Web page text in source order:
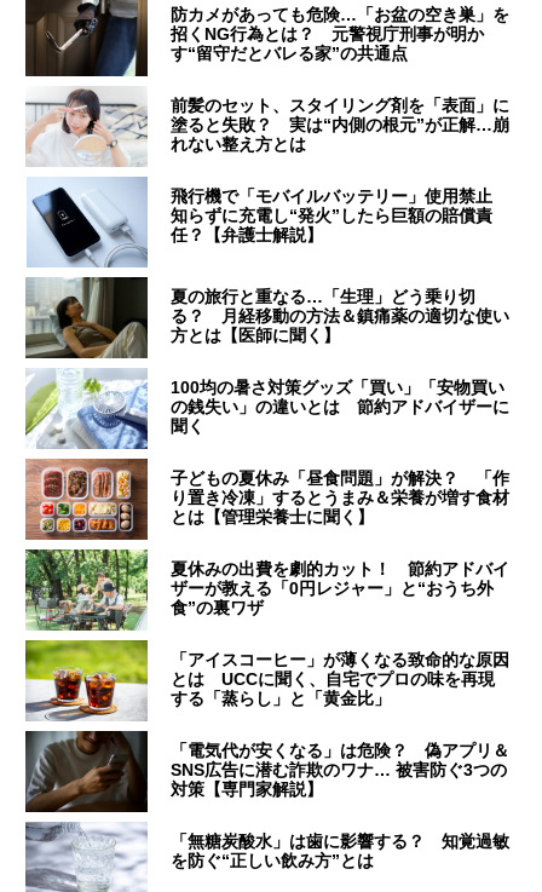
防カメがあっても危険…「お盆の空き巣」を
招くNG行為とは？ 元警視庁刑事が明か
す“留守だとバレる家”の共通点
前髪のセット、スタイリング剤を「表面」に
塗ると失敗？ 実は“内側の根元”が正解…崩
れない整え方とは
飛行機で「モバイルバッテリー」使用禁止
知らずに充電し“発火”したら巨額の賠償責
任？【弁護士解説】
夏の旅行と重なる…「生理」どう乗り切
る？ 月経移動の方法＆鎮痛薬の適切な使い
方とは【医師に聞く】
100均の暑さ対策グッズ「買い」「安物買い
の銭失い」の違いとは 節約アドバイザーに
聞く
子どもの夏休み「昼食問題」が解決？ 「作
り置き冷凍」するとうまみ＆栄養が増す食材
とは【管理栄養士に聞く】
夏休みの出費を劇的カット！ 節約アドバイ
ザーが教える「0円レジャー」と“おうち外
食”の裏ワザ
「アイスコーヒー」が薄くなる致命的な原因
とは UCCに聞く、自宅でプロの味を再現
する「蒸らし」と「黄金比」
「電気代が安くなる」は危険？ 偽アプリ＆
SNS広告に潜む詐欺のワナ… 被害防ぐ3つの
対策【専門家解説】
「無糖炭酸水」は歯に影響する？ 知覚過敏
を防ぐ“正しい飲み方”とは